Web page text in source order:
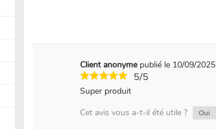
Client anonyme publié le 10/09/2025
5/5
Super produit
Cet avis vous a-t-il été utile ?
Oui